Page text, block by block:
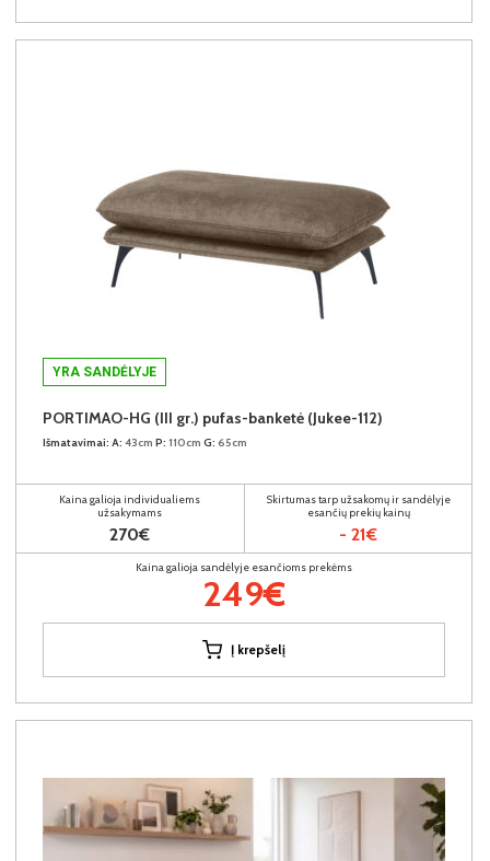
YRA SANDĖLYJE
PORTIMAO-HG (III gr.) pufas-banketė (Jukee-112)
Išmatavimai: A: 43cm P: 110cm G: 65cm
Kaina galioja individualiems
užsakymams
270€
Skirtumas tarp užsakomų ir sandėlyje
esančių prekių kainų
- 21€
Kaina galioja sandėlyje esančioms prekėms
249€
Į krepšelį